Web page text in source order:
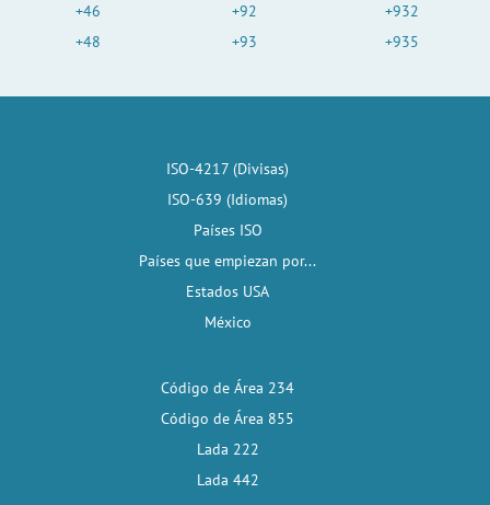
+46
+48
+92
+93
+932
+935
ISO-4217 (Divisas)
ISO-639 (Idiomas)
Países ISO
Países que empiezan por...
Estados USA
México
Código de Área 234
Código de Área 855
Lada 222
Lada 442